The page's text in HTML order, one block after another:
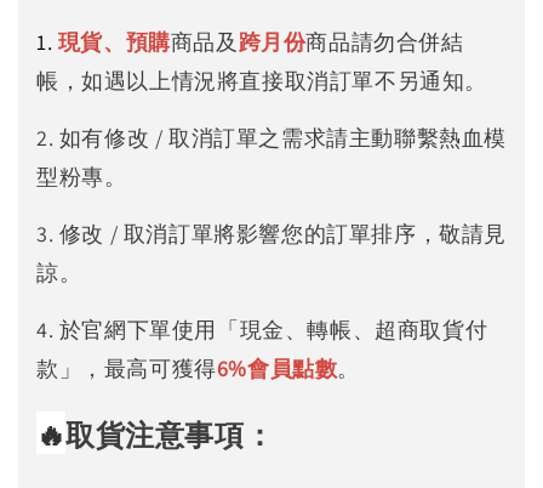
1. 現貨、預購商品及 跨月份商品請勿合併結
帳，如遇以上情況將直接取消訂單不另通知。
2. 如有修改 / 取消訂單之需求請主動聯繫熱血模
型粉專。
3. 修改 / 取消訂單將影響您的訂單排序，敬請見
諒。
4. 於官網下單使用「現金、轉帳、超商取貨付
款」，最高可獲得6%會員點數。
🔥取貨注意事項：